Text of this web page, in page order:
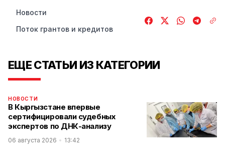
Новости
Поток грантов и кредитов
ЕЩЕ СТАТЬИ ИЗ КАТЕГОРИИ
НОВОСТИ
В Кыргызстане впервые
сертифицировали судебных
экспертов по ДНК-анализу
06 августа 2026 13:42